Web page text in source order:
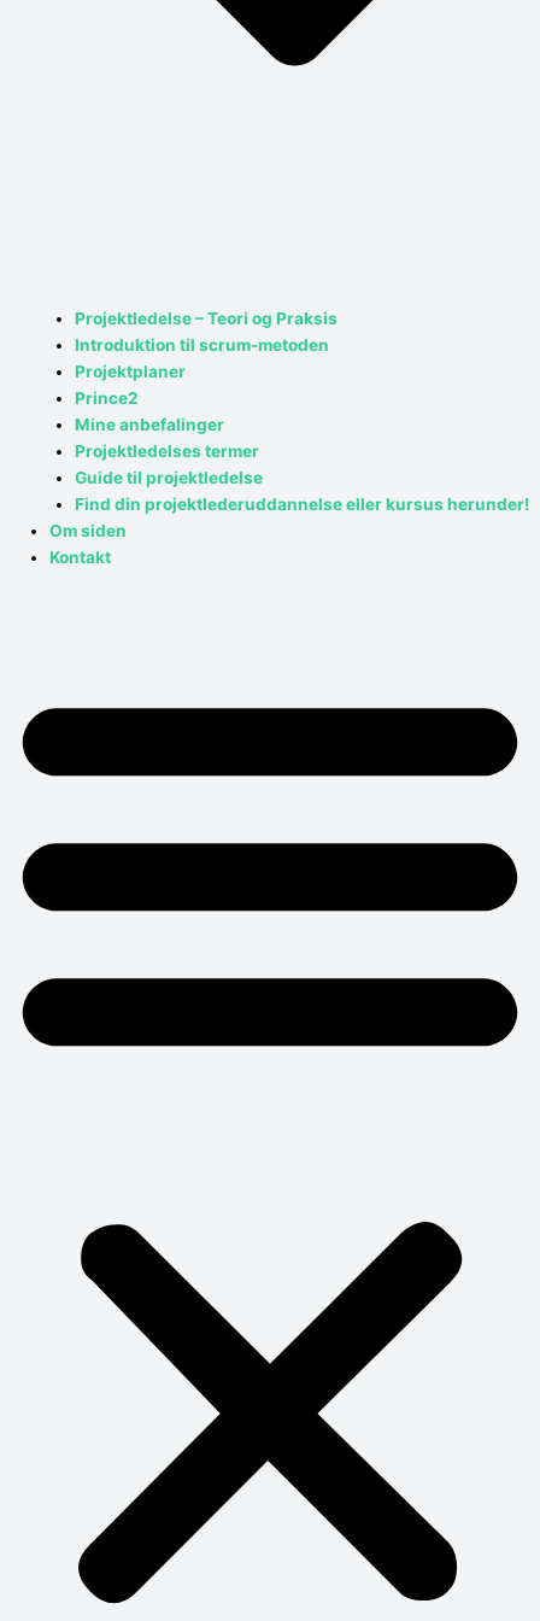
Projektledelse – Teori og Praksis
Introduktion til scrum-metoden
Projektplaner
Prince2
Mine anbefalinger
Projektledelses termer
Guide til projektledelse
Find din projektlederuddannelse eller kursus herunder!
Om siden
Kontakt